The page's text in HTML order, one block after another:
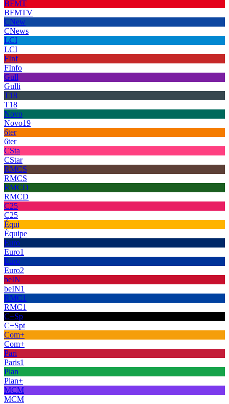
BFMT
BFMTV
CNew
CNews
LCI
LCI
FInf
FInfo
Gull
Gulli
T18
T18
Novo
Novo19
6ter
6ter
CSta
CStar
RMCS
RMCS
RMCD
RMCD
C25
C25
Équi
Équipe
Euro
Euro1
Euro
Euro2
beIN
beIN1
RMC1
RMC1
C+Sp
C+Spt
Com+
Com+
Pari
Paris1
Plan
Plan+
MCM
MCM